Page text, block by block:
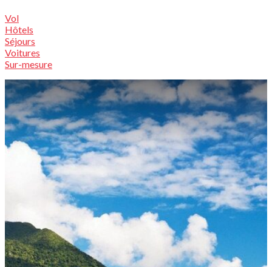
Vol
Hôtels
Séjours
Voitures
Sur-mesure